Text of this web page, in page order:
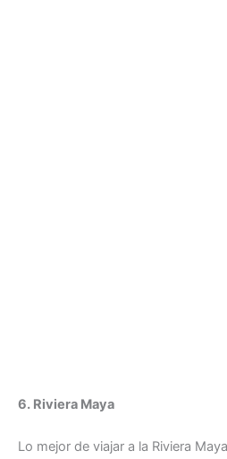
6. Riviera Maya
Lo mejor de viajar a la Riviera